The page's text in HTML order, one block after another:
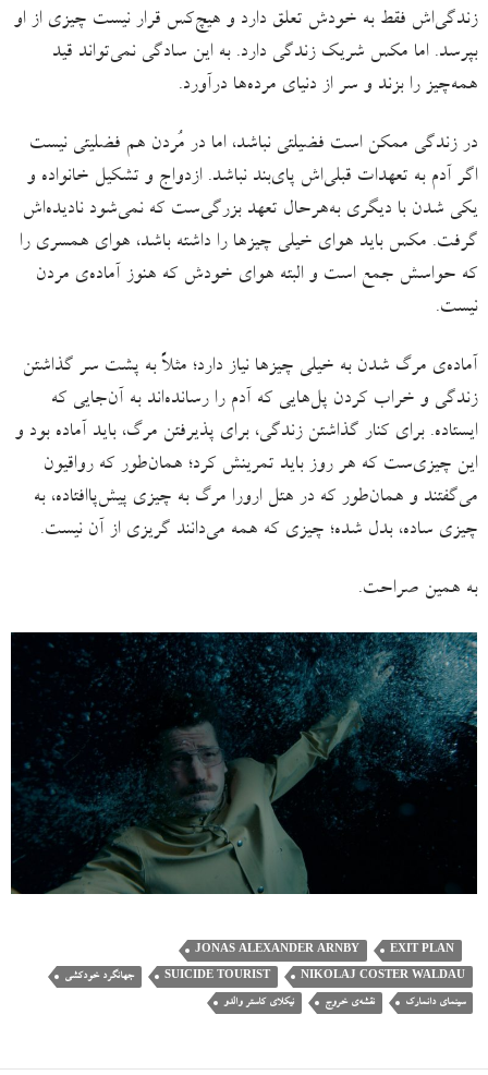
زندگی‌اش فقط به خودش تعلق دارد و هیچ‌کس قرار نیست چیزی از او
بپرسد. اما مکس شریک زندگی دارد. به این سادگی نمی‌تواند قید
همه‌چیز را بزند و سر از دنیای مرده‌ها درآورد.
در زندگی ممکن است فضیلتی نباشد، اما در مُردن هم فضلیتی نیست
اگر آدم به تعهدات قبلی‌اش پای‌بند نباشد. ازدواج و تشکیل خانواده و
یکی شدن با دیگری به‌هرحال تعهد بزرگی‌ست که نمی‌شود نادیده‌اش
گرفت. مکس باید هوای خیلی چیزها را داشته باشد، هوای همسری را
که حواسش جمع است و البته هوای خودش که هنوز آماده‌ی مردن
نیست.
آماده‌ی مرگ شدن به خیلی چیزها نیاز دارد؛ مثلاً به پشت سر گذاشتن
زندگی و خراب کردن پل‌هایی که آدم را رسانده‌اند به آن‌جایی که
ایستاده. برای کنار گذاشتن زندگی، برای پذیرفتن مرگ، باید آماده بود و
این چیزی‌ست که هر روز باید تمرینش کرد؛ همان‌طور که رواقیون
می‌گفتند و همان‌طور که در هتل ارورا مرگ به چیزی پیش‌پاافتاده، به
چیزی ساده، بدل شده؛ چیزی که همه می‌دانند گریزی از آن نیست.
به همین صراحت.
EXIT PLAN
JONAS ALEXANDER ARNBY
NIKOLAJ COSTER WALDAU
SUICIDE TOURIST جهانگرد خودکشی
سینمای دانمارک نقشه‌ی خروج نیکلای کاستر والدو